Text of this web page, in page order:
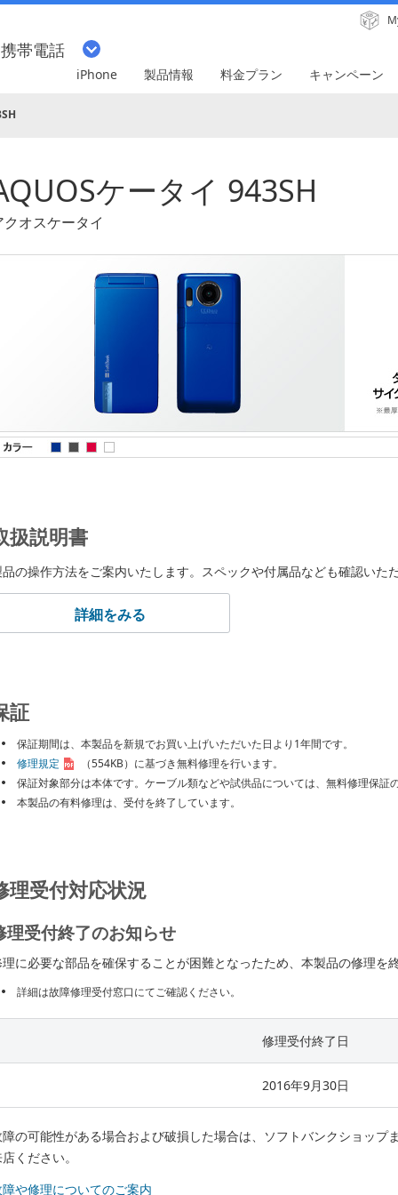
帯電話
iPhone 製品情報 料金プラン キャンペーン
ケータイ 943SH
クオスケータイ
扱説明書
の操作方法をご案内いたします。スペックや付属品なども確認いた
詳細をみる
証
保証期間は、本製品を新規でお買い上げいただいた日より1年間です。
修理規定
（554KB） に基づき無料修理を行います。
保証対象部分は本体です。ケーブル類などや試供品については、無料修理保証
本製品の有料修理は、受付を終了しています。
理受付対応状況
理受付終了のお知らせ
に必要な部品を確保することが困難となったため、本製品の修理を
詳細は故障修理受付窓口にてご確認ください。
修理受付終了日
2016年9月30日
の可能性がある場合および破損した場合は、ソフトバンクショップ
ください。
や修理についてのご案内